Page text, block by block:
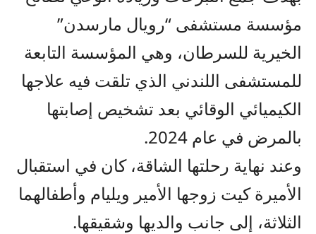
مؤسسة مستشفى “رويال مارسدن”
الخيرية للسرطان، وهي المؤسسة التابعة
للمستشفى اللندني الذي تلقت فيه علاجها
الكيميائي الوقائي بعد تشخيص إصابتها
بالمرض في عام 2024.
وعند نهاية رحلتها الشاقة، كان في استقبال
الأميرة كيت زوجها الأمير ويليام وأطفالهما
الثلاثة، إلى جانب والديها وشقيقها.